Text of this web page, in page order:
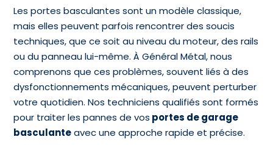
Les portes basculantes sont un modèle classique,
mais elles peuvent parfois rencontrer des soucis
techniques, que ce soit au niveau du moteur, des rails
ou du panneau lui-même. À Général Métal, nous
comprenons que ces problèmes, souvent liés à des
dysfonctionnements mécaniques, peuvent perturber
votre quotidien. Nos techniciens qualifiés sont formés
pour traiter les pannes de vos portes de garage
basculanteavec une approche rapide et précise.